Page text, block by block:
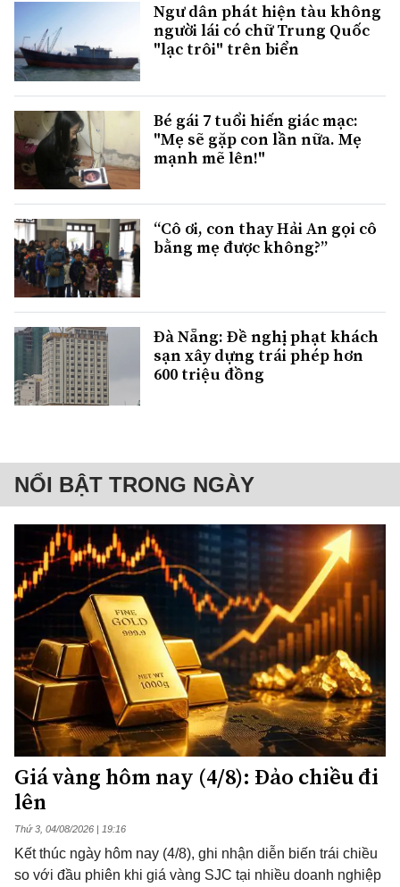
Ngư dân phát hiện tàu không
người lái có chữ Trung Quốc
"lạc trôi" trên biển
Bé gái 7 tuổi hiến giác mạc:
"Mẹ sẽ gặp con lần nữa. Mẹ
mạnh mẽ lên!"
“Cô ơi, con thay Hải An gọi cô
bằng mẹ được không?”
Đà Nẵng: Đề nghị phạt khách
sạn xây dựng trái phép hơn
600 triệu đồng
NỔI BẬT TRONG NGÀY
Giá vàng hôm nay (4/8): Đảo chiều đi
lên
Thứ 3, 04/08/2026 | 19:16
Kết thúc ngày hôm nay (4/8), ghi nhận diễn biến trái chiều
so với đầu phiên khi giá vàng SJC tại nhiều doanh nghiệp